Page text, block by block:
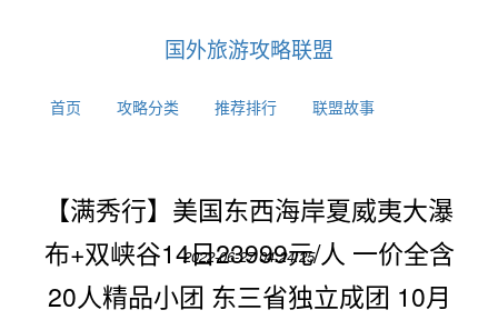
国外旅游攻略联盟
首页 攻略分类 推荐排行 联盟故事
【满秀行】美国东西海岸夏威夷大瀑
布+双峡谷14日23999元/人 一价全含
20人精品小团 东三省独立成团 10月
2022-06-27 04:24:25